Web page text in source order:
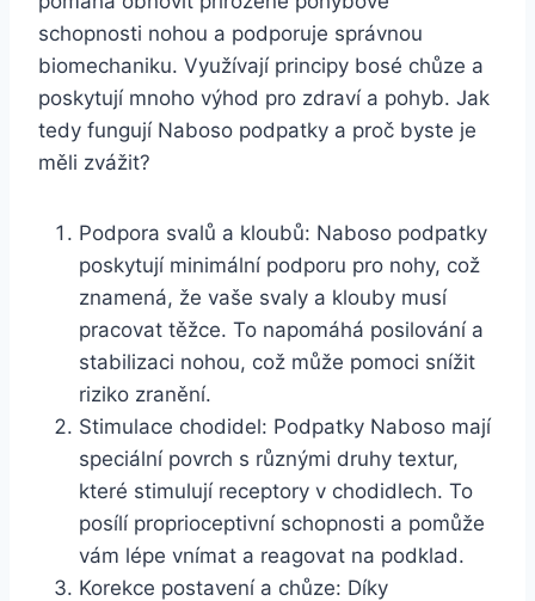
schopnosti nohou a podporuje správnou⁣
biomechaniku. Využívají⁤ principy bosé ⁢chůze ⁢a
poskytují mnoho výhod pro zdraví a ⁢pohyb. Jak
‌tedy fungují ⁣Naboso podpatky a⁤ proč⁤ byste je
měli ⁢zvážit?
Podpora svalů a kloubů: Naboso podpatky
poskytují ⁢minimální⁣ podporu​ pro nohy,‌ což⁤
znamená, ⁣že vaše svaly a klouby musí
pracovat​ těžce. To napomáhá posilování⁢ a
⁢stabilizaci ‍nohou, ​což může pomoci ⁤snížit
riziko zranění.
Stimulace chodidel: Podpatky Naboso mají
speciální povrch s různými ‌druhy textur,
které stimulují receptory v chodidlech. To
posílí proprioceptivní schopnosti a pomůže
vám lépe vnímat ⁤a reagovat na podklad.
Korekce postavení a chůze:⁤ Díky⁤